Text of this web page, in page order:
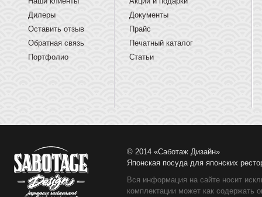
Дилеры
Оставить отзыв
Обратная связь
Портфолио
Документы
Прайс
Печатный каталог
Статьи
© 2014 «Саботаж Дизайн»
Японская посуда для японских
Вся информация на сайте носит
комплектации может как содержать